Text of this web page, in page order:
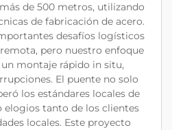
de 500 metros, utilizando
de fabricación de acero.
desafíos logísticos
pero nuestro enfoque
montaje rápido in situ,
El puente no solo
los estándares locales de
elogios tanto de los clientes
locales. Este proyecto